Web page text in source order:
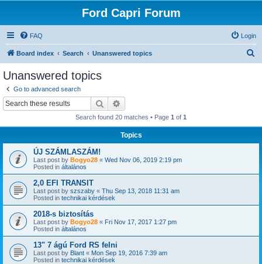
Ford Capri Forum
FAQ Login
Board index Search Unanswered topics
Unanswered topics
Go to advanced search
Search
Search found 20 matches • Page 1 of 1
Topics
ÚJ SZÁMLASZÁM!
Last post by Bogyo28 « Wed Nov 06, 2019 2:19 pm
Posted in általános
2,0 EFI TRANSIT
Last post by szszaby « Thu Sep 13, 2018 11:31 am
Posted in technikai kérdések
2018-s biztosítás
Last post by Bogyo28 « Fri Nov 17, 2017 1:27 pm
Posted in általános
13" 7 ágú Ford RS felni
Last post by Blant « Mon Sep 19, 2016 7:39 am
Posted in technikai kérdések